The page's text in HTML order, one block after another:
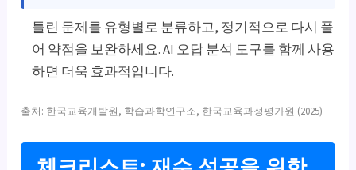
틀린 문제를 유형별로 분류하고, 정기적으로 다시 풀
어 약점을 보완하세요. AI 오답 분석 도구를 함께 사용
하면 더욱 효과적입니다.
출처: 한국교육개발원, 학습과학연구소, 한국교육과정평가원 (2025)